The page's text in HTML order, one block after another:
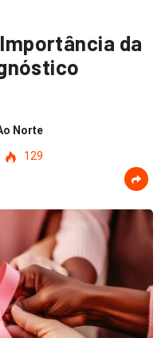
Importância da
Norte
129